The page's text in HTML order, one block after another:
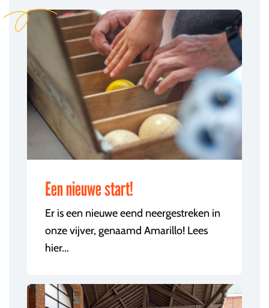
Een nieuwe start!
Er is een nieuwe eend neergestreken in
onze vijver, genaamd Amarillo! Lees
hier...